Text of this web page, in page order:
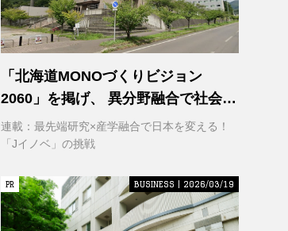
「北海道MONOづくりビジョン
2060」を掲げ、 異分野融合で社会変
革に挑む 室蘭工業大学 クリエイティ
ブコラボレーションセンター
連載：最先端研究×産学融合で日本を変える！
「Jイノベ」の挑戦
PR
PR BUSINESS | 2026/03/19